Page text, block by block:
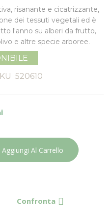
risanante e cicatrizzante,
dei tessuti vegetali ed è
l'anno su alberi da frutto,
e altre specie arboree.
520610
Aggiungi Al Carrello
Confronta